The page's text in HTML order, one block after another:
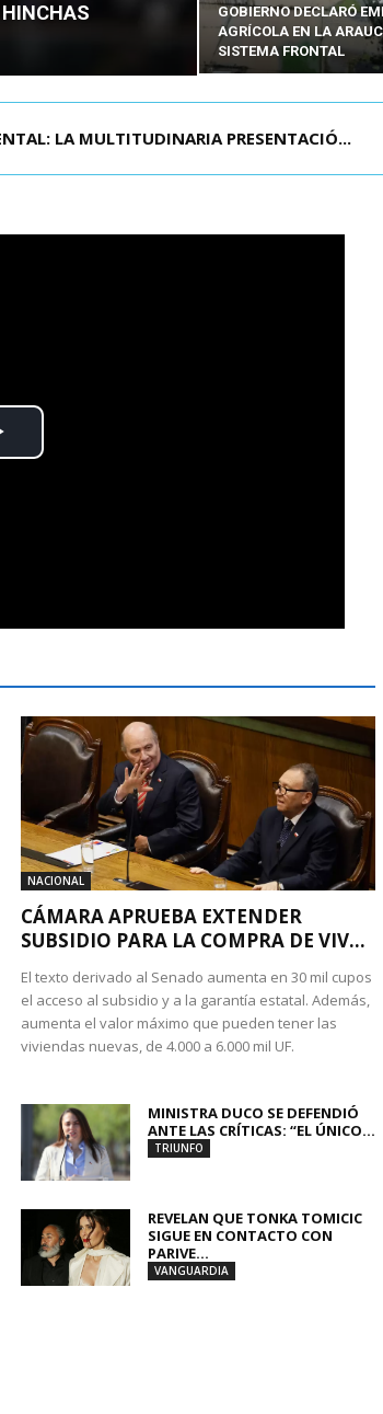
GOBIERNO DECLARÓ
AGRÍCOLA EN LA
SISTEMA FRONTAL
MANTIENE SUSPENSIÓN DE FAENAS DE...
NACIONAL
CÁMARA APRUEBA EXTENDER
SUBSIDIO PARA LA COMPRA DE VIV...
El texto derivado al Senado aumenta en 30 mil cupos
el acceso al subsidio y a la garantía estatal. Además,
aumenta el valor máximo que pueden tener las
viviendas nuevas, de 4.000 a 6.000 mil UF.
MINISTRA DUCO SE DEFENDIÓ
ANTE LAS CRÍTICAS: “EL ÚNICO...
TRIUNFO
REVELAN QUE TONKA TOMICIC
SIGUE EN CONTACTO CON
PARIVE...
VANGUARDIA